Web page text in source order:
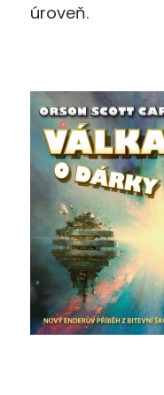
úroveň.